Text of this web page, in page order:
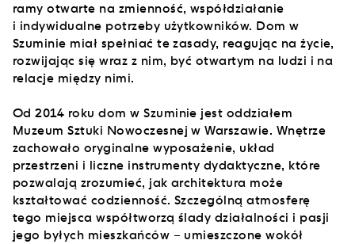
ramy otwarte na zmienność, współdziałanie
i indywidualne potrzeby użytkowników. Dom w
Szuminie miał spełniać te zasady, reagując na życie,
rozwijając się wraz z nim, być otwartym na ludzi i na
relacje między nimi.
Od 2014 roku dom w Szuminie jest oddziałem
Muzeum Sztuki Nowoczesnej w Warszawie. Wnętrze
zachowało oryginalne wyposażenie, układ
przestrzeni i liczne instrumenty dydaktyczne, które
pozwalają zrozumieć, jak architektura może
kształtować codzienność. Szczególną atmosferę
tego miejsca współtworzą ślady działalności i pasji
jego byłych mieszkańców – umieszczone wokół